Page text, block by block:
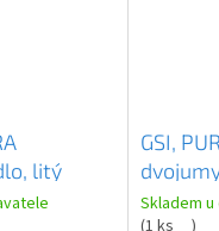
litý
GSI,
Skladem
(1 ks )